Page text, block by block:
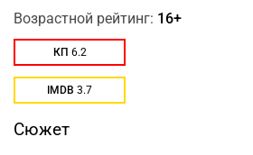
Возрастной рейтинг: 16+
КП 6.2
IMDB 3.7
Сюжет